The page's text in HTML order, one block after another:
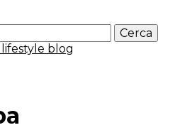
– food and
Italy